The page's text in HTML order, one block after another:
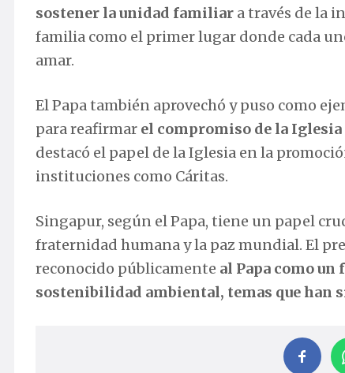
sostener la unidad familiar a través de la
familia como el primer lugar donde cada
amar.
El Papa también aprovechó y puso como
para reafirmar el compromiso de la Iglesia
destacó el papel de la Iglesia en la
instituciones como Cáritas.
Singapur, según el Papa, tiene un papel
fraternidad humana y la paz mundial. El
reconocido públicamente al Papa como
sostenibilidad ambiental, temas que han